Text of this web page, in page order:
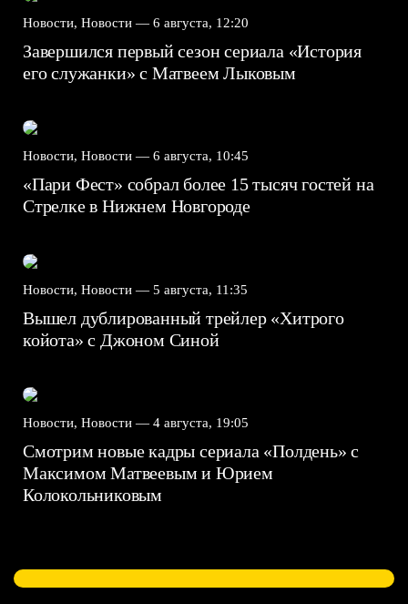
Новости, Новости — 6 августа, 12:20
Завершился первый сезон сериала «История
его служанки» с Матвеем Лыковым
Новости, Новости — 6 августа, 10:45
«Пари Фест» собрал более 15 тысяч гостей на
Стрелке в Нижнем Новгороде
Новости, Новости — 5 августа, 11:35
Вышел дублированный трейлер «Хитрого
койота» с Джоном Синой
Новости, Новости — 4 августа, 19:05
Смотрим новые кадры сериала «Полдень» с
Максимом Матвеевым и Юрием
Колокольниковым